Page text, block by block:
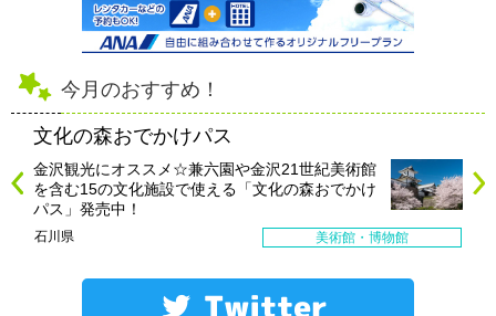
今月のおすすめ！
文化の森おでかけパス
金沢観光にオススメ☆兼六園や金沢21世紀美術館
を含む15の文化施設で使える「文化の森おでかけ
パス」発売中！
石川県 美術館・博物館